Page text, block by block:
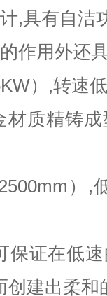
,具有自洁
作用外还
）,转速
材质精铸
）,
保证在低
创建出柔